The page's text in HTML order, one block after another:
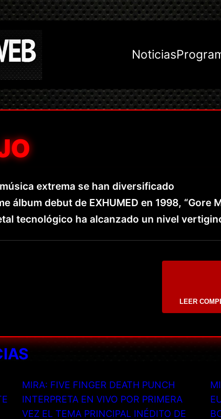
Noticias
extrema se han diversificado
álbum debut de EXHUMED en 1998, “Gore
tecnológico ha alcanzado un nivel
LEER
MIRA: FIVE FINGER DEATH PUNCH
INTERPRETA EN VIVO POR PRIMERA
VEZ EL TEMA PRINCIPAL INÉDITO DE